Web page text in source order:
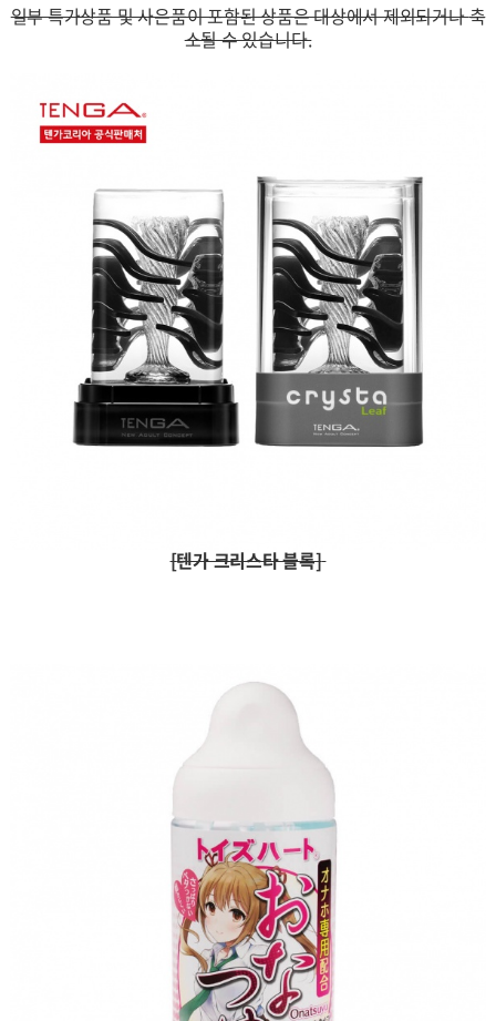
일부 특가상품 및 사은품이 포함된 상품은 대상에서 제외되거나축
소될 수 있습니다.
[텐가 크리스타 블록]